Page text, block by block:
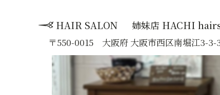
: HAIR SALON 姉妹店 HACHI
〒550-0015 大阪府 大阪市西区南堀江3-